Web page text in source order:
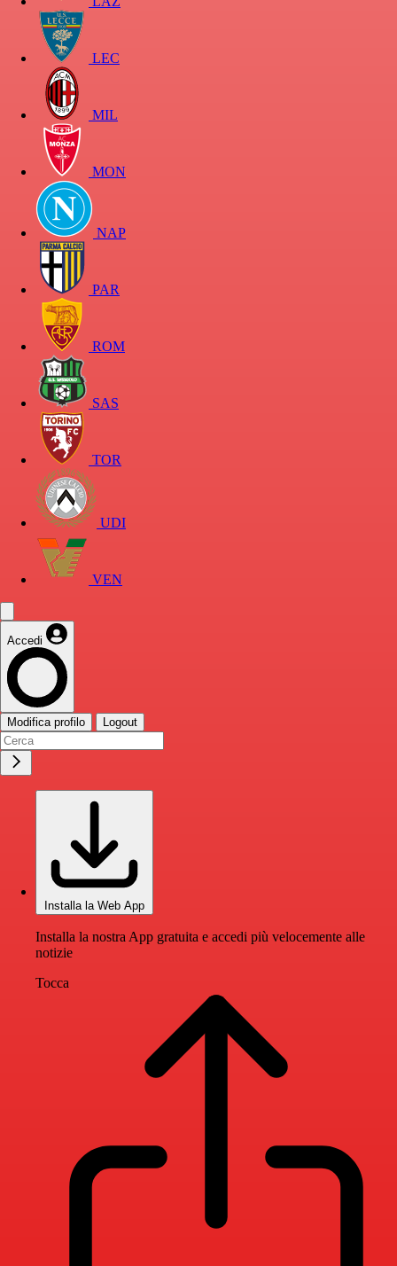
LEC
MIL
MON
NAP
PAR
ROM
SAS
TOR
UDI
VEN
Accedi
Modifica profilo Logout
Installa la Web App
Installa la nostra App gratuita e accedi più velocemente alle
notizie
Tocca